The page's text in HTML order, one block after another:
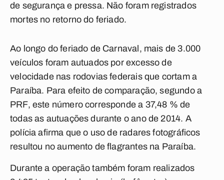
de segurança e pressa. Não foram registrados
mortes no retorno do feriado.
Ao longo do feriado de Carnaval, mais de 3.000
veículos foram autuados por excesso de
velocidade nas rodovias federais que cortam a
Paraíba. Para efeito de comparação, segundo a
PRF, este número corresponde a 37,48 % de
todas as autuações durante o ano de 2014. A
polícia afirma que o uso de radares fotográficos
resultou no aumento de flagrantes na Paraíba.
Durante a operação também foram realizados